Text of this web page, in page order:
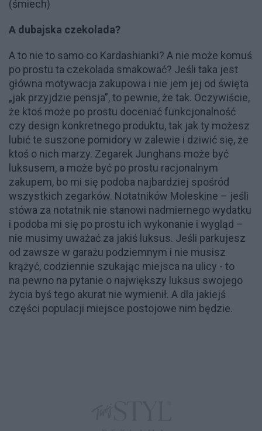
(śmiech)
A dubajska czekolada?
A to nie to samo co Kardashianki? A nie może komuś
po prostu ta czekolada smakować? Jeśli taka jest
główna motywacja zakupowa i nie jem jej od święta
„jak przyjdzie pensja”, to pewnie, że tak. Oczywiście,
że ktoś może po prostu doceniać funkcjonalność
czy design konkretnego produktu, tak jak ty możesz
lubić te suszone pomidory w zalewie i dziwić się, że
ktoś o nich marzy. Zegarek Junghans może być
luksusem, a może być po prostu racjonalnym
zakupem, bo mi się podoba najbardziej spośród
wszystkich zegarków. Notatników Moleskine – jeśli
stówa za notatnik nie stanowi nadmiernego wydatku
i podoba mi się po prostu ich wykonanie i wygląd –
nie musimy uważać za jakiś luksus. Jeśli parkujesz
od zawsze w garażu podziemnym i nie musisz
krążyć, codziennie szukając miejsca na ulicy - to
na pewno na pytanie o największy luksus swojego
życia byś tego akurat nie wymienił. A dla jakiejś
części populacji miejsce postojowe nim będzie.